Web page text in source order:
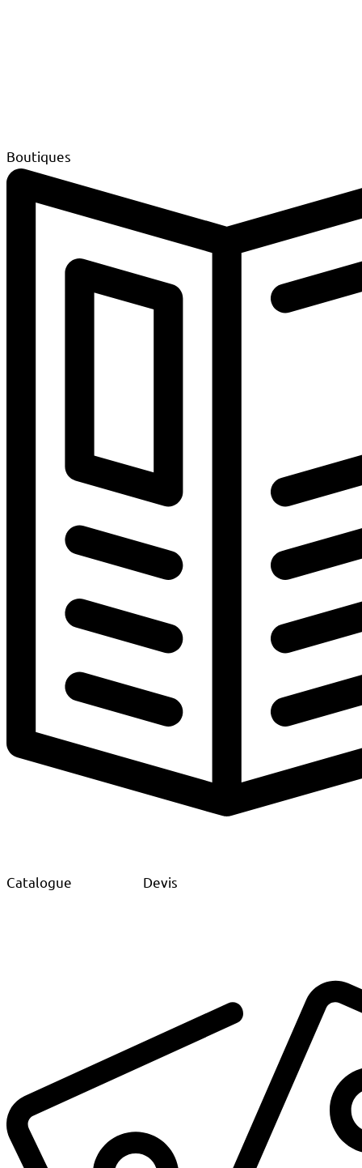
Boutiques
Catalogue Devis